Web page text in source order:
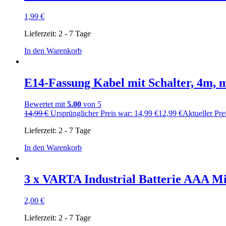
1,99 €
Lieferzeit: 2 - 7 Tage
In den Warenkorb
E14-Fassung Kabel mit Schalter, 4m,
Bewertet mit 5.00 von 5
14,99€ Ursprünglicher Preis war: 14,99 €12,99 €Aktueller
Lieferzeit: 2 - 7 Tage
In den Warenkorb
3 x VARTA Industrial Batterie AAA
2,00 €
Lieferzeit: 2 - 7 Tage